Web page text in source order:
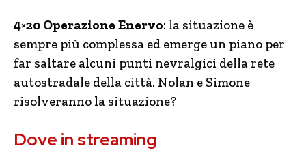
4×20 Operazione Enervo: la situazione è
sempre più complessa ed emerge un piano per
far saltare alcuni punti nevralgici della rete
autostradale della città. Nolan e Simone
risolveranno la situazione?
Dove in streaming